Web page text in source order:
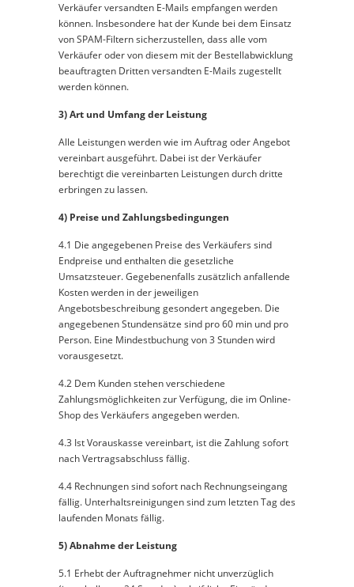
Verkäufer versandten E-Mails empfangen werden
können. Insbesondere hat der Kunde bei dem Einsatz
von SPAM-Filtern sicherzustellen, dass alle vom
Verkäufer oder von diesem mit der Bestellabwicklung
beauftragten Dritten versandten E-Mails zugestellt
werden können.
3) Art und Umfang der Leistung
Alle Leistungen werden wie im Auftrag oder Angebot
vereinbart ausgeführt. Dabei ist der Verkäufer
berechtigt die vereinbarten Leistungen durch dritte
erbringen zu lassen.
4) Preise und Zahlungsbedingungen
4.1 Die angegebenen Preise des Verkäufers sind
Endpreise und enthalten die gesetzliche
Umsatzsteuer. Gegebenenfalls zusätzlich anfallende
Kosten werden in der jeweiligen
Angebotsbeschreibung gesondert angegeben. Die
angegebenen Stundensätze sind pro 60 min und pro
Person. Eine Mindestbuchung von 3 Stunden wird
vorausgesetzt.
4.2 Dem Kunden stehen verschiedene
Zahlungsmöglichkeiten zur Verfügung, die im Online-
Shop des Verkäufers angegeben werden.
4.3 Ist Vorauskasse vereinbart, ist die Zahlung sofort
nach Vertragsabschluss fällig.
4.4 Rechnungen sind sofort nach Rechnungseingang
fällig. Unterhaltsreinigungen sind zum letzten Tag des
laufenden Monats fällig.
5) Abnahme der Leistung
5.1 Erhebt der Auftragnehmer nicht unverzüglich